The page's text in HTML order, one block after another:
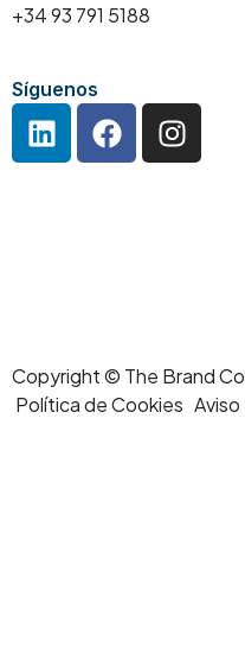
+34 93 791 5188
Síguenos
Copyright © The Brand
Política de Cookies Aviso